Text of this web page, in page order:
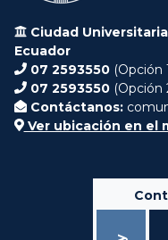
Ciudad
Ecuador
07 2593550 (Opción
07 2593550 (Opción
Contáctanos:
Ver ubicación en el